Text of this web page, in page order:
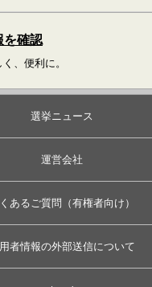
を確認
、便利に。
選挙ニュース
運営会社
あるご質問（有権者向け）
者情報の外部送信について